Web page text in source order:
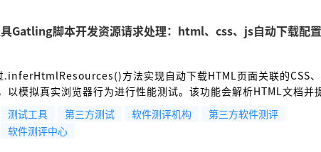
Gatling脚本开发资源请求处理：html、css、js自动下载配置
方法实现自动下载HTML页面关联的CSS
以模拟真实浏览器行为进行性能测试。该功能会解析HTML文档并
发起并发请求。可通过协议级或请求级启用，使用silentUri过滤静
音，并配置maxConnectionsPerHost优化连接。注意Gatling不会执
，仅解析初始HTML中的静态链接，可通过.disableCaching模拟首
测试工具 第三方测试 软件测评机构
第三方软件测评
软件测评中心